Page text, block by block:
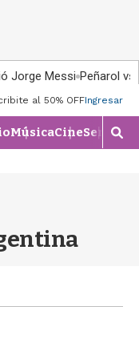
Jorge Messi Peñarol
al 50% OFFIngresar
MúsicaCineSeries
M
o